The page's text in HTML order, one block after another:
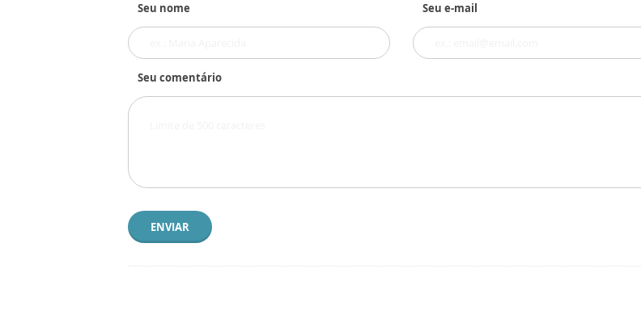
Seu nome Seu e-mail
Seu comentário
ENVIAR